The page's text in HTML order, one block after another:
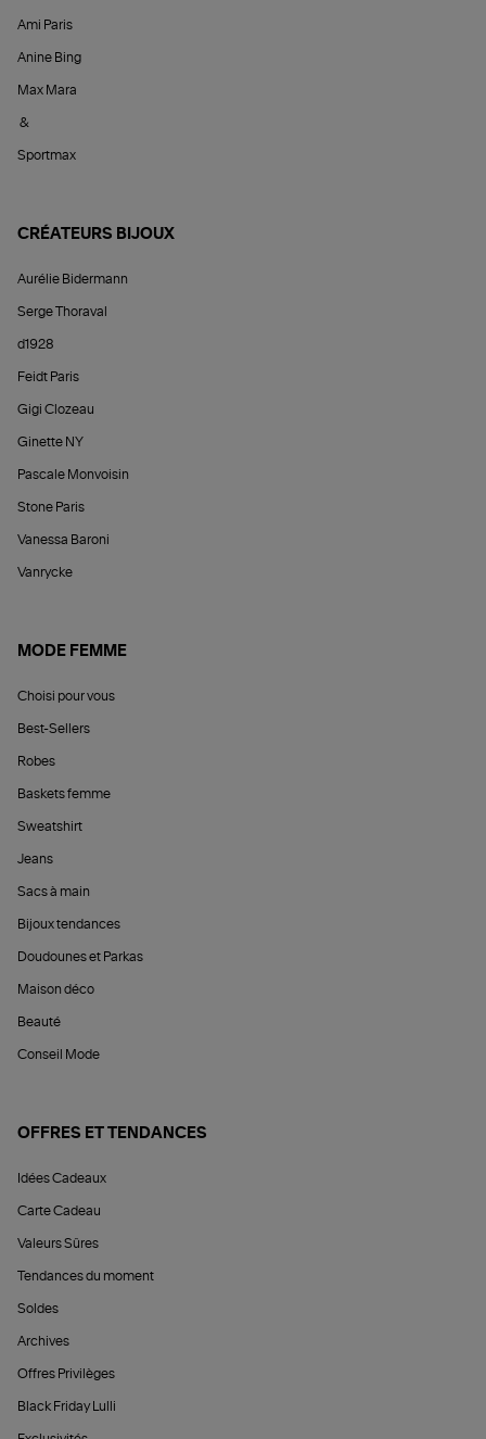
Ami Paris
Anine Bing
Max Mara
&
Sportmax
CRÉATEURS BIJOUX
Aurélie Bidermann
Serge Thoraval
d1928
Feidt Paris
Gigi Clozeau
Ginette NY
Pascale Monvoisin
Stone Paris
Vanessa Baroni
Vanrycke
MODE FEMME
Choisi pour vous
Best-Sellers
Robes
Baskets femme
Sweatshirt
Jeans
Sacs à main
Bijoux tendances
Doudounes et Parkas
Maison déco
Beauté
Conseil Mode
OFFRES ET TENDANCES
Idées Cadeaux
Carte Cadeau
Valeurs Sûres
Tendances du moment
Soldes
Archives
Offres Privilèges
Black Friday Lulli